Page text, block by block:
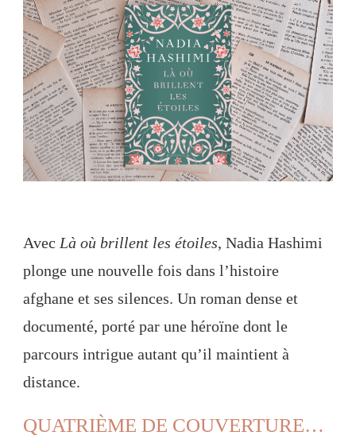
Avec Là où brillent les étoiles, Nadia Hashimi
plonge une nouvelle fois dans l’histoire
afghane et ses silences. Un roman dense et
documenté, porté par une héroïne dont le
parcours intrigue autant qu’il maintient à
distance.
QUATRIÈME DE COUVERTURE…